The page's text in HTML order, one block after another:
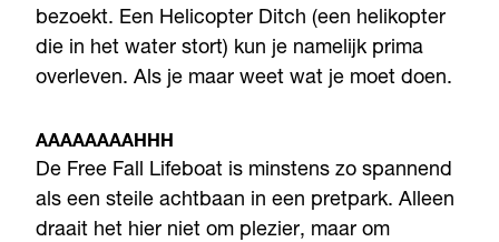
bezoekt. Een Helicopter Ditch (een helikopter
die in het water stort) kun je namelijk prima
overleven. Als je maar weet wat je moet doen.
AAAAAAAAHHH
De Free Fall Lifeboat is minstens zo spannend
als een steile achtbaan in een pretpark. Alleen
draait het hier niet om plezier, maar om